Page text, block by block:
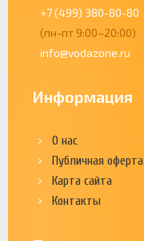
+7 (499) 380-80-80
(пн-пт 9:00–20:00)
info@vodazone.ru
Информация
О нас
Публичная оферта
Карта сайта
Контакты